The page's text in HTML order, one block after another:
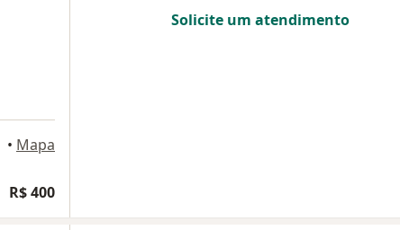
• Mapa
R$ 400
Solicite um atendimento